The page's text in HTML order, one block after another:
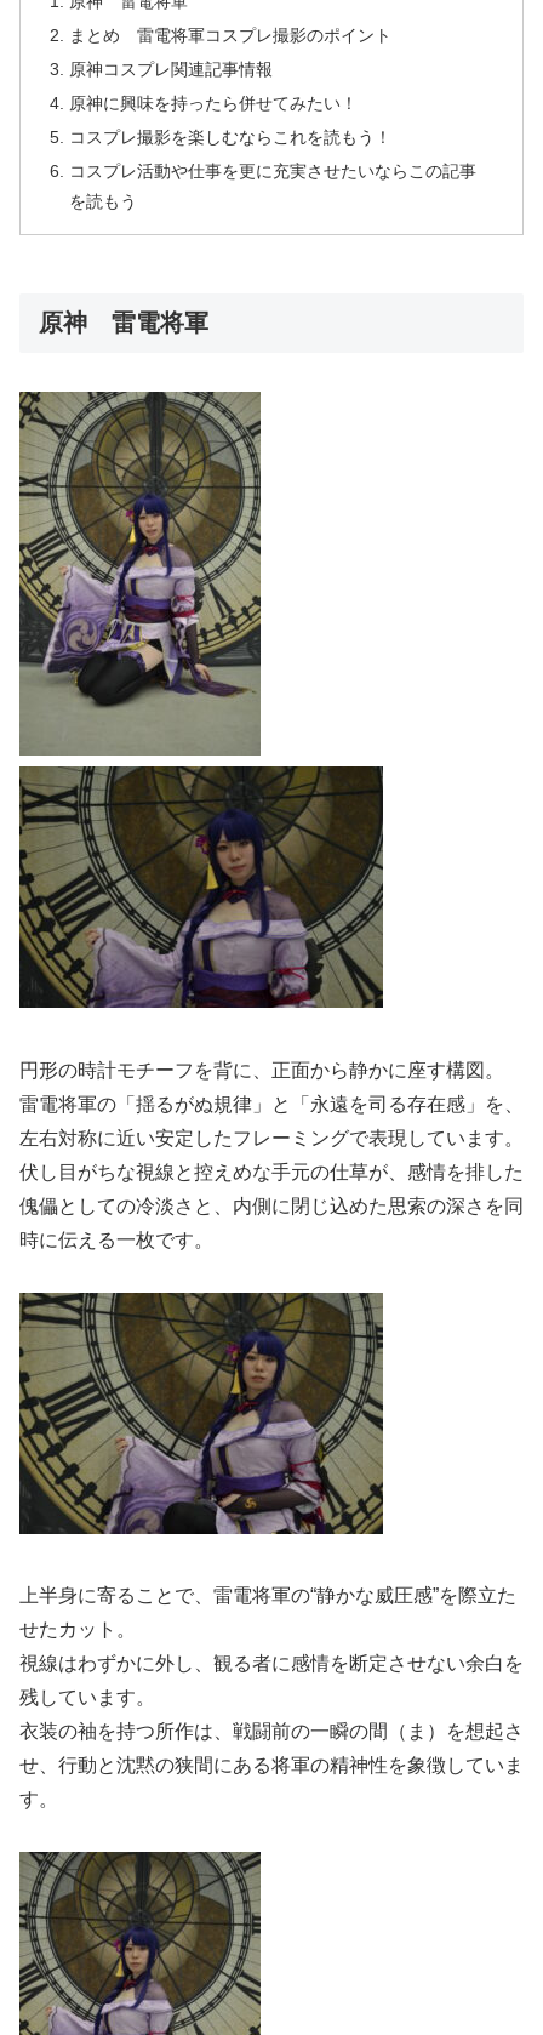
まとめ 雷電将軍コスプレ撮影のポイント
原神コスプレ関連記事情報
原神に興味を持ったら併せてみたい！
コスプレ撮影を楽しむならこれを読もう！
コスプレ活動や仕事を更に充実させたいならこの記事
を読もう
原神 雷電将軍
円形の時計モチーフを背に、正面から静かに座す構図。
雷電将軍の「揺るがぬ規律」と「永遠を司る存在感」を、
左右対称に近い安定したフレーミングで表現しています。
伏し目がちな視線と控えめな手元の仕草が、感情を排した
傀儡としての冷淡さと、内側に閉じ込めた思索の深さを同
時に伝える一枚です。
上半身に寄ることで、雷電将軍の“静かな威圧感”を際立た
せたカット。
視線はわずかに外し、観る者に感情を断定させない余白を
残しています。
衣装の袖を持つ所作は、戦闘前の一瞬の間（ま）を想起さ
せ、行動と沈黙の狭間にある将軍の精神性を象徴していま
す。